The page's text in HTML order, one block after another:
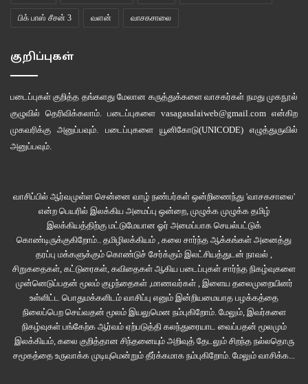
பிக் பாஸ் சீசன் 3 வளன் வாசகசாலை
குறிப்புகள்
படைப்புகள் குறித்த தங்களது மேலான கருத்துக்களை வாசகர்கள் நமது முகநூல்
குழுவில் தெரிவிக்கலாம். படைப்புகளை vasagasalaiweb@gmail.com என்கிற
முகவரிக்கு அனுப்பவும். படைப்புகளை யூனிகோடு(UNICODE)எழுத்துருவில்
அனுப்பவும்.
வாசிப்பில் ஆர்வமுள்ள சென்னை வாழ் நண்பர்கள் ஒன்றிணைந்து 'வாசகசாலை'
என்ற பெயரில் இலக்கிய அமைப்பு ஒன்றை, முழுக்க முழுக்க தமிழ்
இலக்கியத்திற்கு மட்டுமேயான ஓர் அமைப்பாக செயல்பட்டுக்
கொண்டிருக்குகிறோம்.. தமிழிலக்கியம் , கலை சார்ந்த ஆக்கங்கள் அனைத்து
தரப்பு மக்களுக்கும் கொண்டுச் சேர்க்கும் இலட்சியத்துடன் நாவல் ,
சிறுகதைகள், கட்டுரைகள், கவிதைகள் ஆகிய படைப்புகள் சார்ந்த நிகழ்வுகளை
முன்னெடுப்பதன் மூலம் குழந்தைகள் ,மாணவர்கள் , இளைய தலைமுறையினர்
உள்ளிட்ட பொதுமக்களிடம் வாசிப்பு எனும் இன்றியமையாத பழக்கத்தை
நிலைப்பெற செய்வதன் மூலம் இயலுமென நம்புகிறோம். மேலும், இவர்களை
நிகழ்வுகள் பங்கேற்க ஆர்வம் ஏற்படுத்தி கலந்துரையாட வைப்பதன் மூலமும்
இலக்கியம், கலை குறித்தான சிந்தனையும் அறிவுத் தேடலும் சிறந்த நல்லதொரு
சமூகத்தை உருவாக்க முடியுமென்றும் தீர்க்கமாக நம்புகிறோம். மேலும் வாசிக்க...